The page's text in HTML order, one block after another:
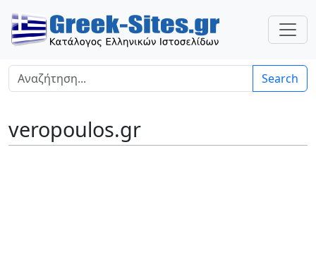
Search
veropoulos.gr